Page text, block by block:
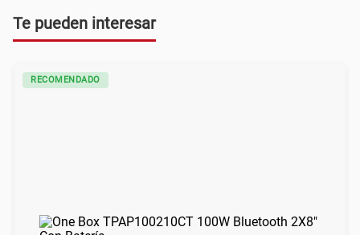
Te pueden interesar
RECOMENDADO